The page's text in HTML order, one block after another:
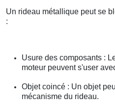
Un rideau métallique peut se
:
Usure des composants :
moteur peuvent s'user
Objet coincé : Un objet
mécanisme du rideau.